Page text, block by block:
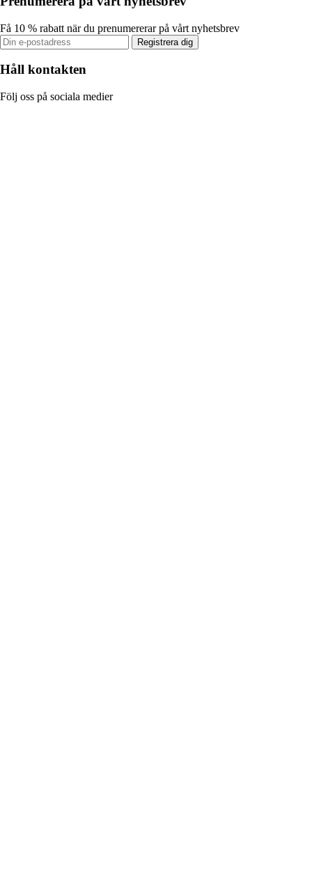
Få 10 % rabatt när du prenumererar på vårt nyhetsbrev
Registrera dig
Håll kontakten
Följ oss på sociala medier